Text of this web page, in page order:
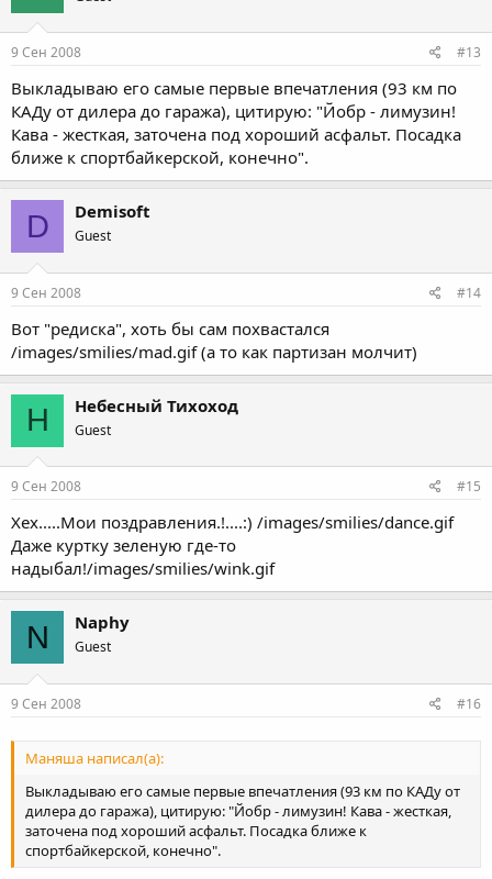
9 Сен 2008 #13
Выкладываю его самые первые впечатления (93 км по
КАДу от дилера до гаража), цитирую: "Йобр - лимузин!
Кава - жесткая, заточена под хороший асфальт. Посадка
ближе к спортбайкерской, конечно".
D Demisoft
Guest
9 Сен 2008 #14
Вот "редиска", хоть бы сам похвастался
/images/smilies/mad.gif (а то как партизан молчит)
Н Небесный Тихоход
Guest
9 Сен 2008 #15
Хех.....Мои поздравления.!....:) /images/smilies/dance.gif
Даже куртку зеленую где-то
надыбал!/images/smilies/wink.gif
N Naphy
Guest
9 Сен 2008 #16
Маняша написал(а):
Выкладываю его самые первые впечатления (93 км по КАДу от
дилера до гаража), цитирую: "Йобр - лимузин! Кава - жесткая,
заточена под хороший асфальт. Посадка ближе к
спортбайкерской, конечно".